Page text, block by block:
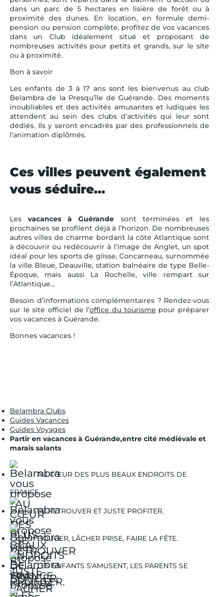
dans un parc de 5 hectares en lisière de forêt ou à
proximité des dunes. En location, en formule demi-
pension ou pension complète, profitez de vos vacances
dans un Club idéalement situé et proposant de
nombreuses activités pour petits et grands, sur le site
ou à proximité.
Bon à savoir
Les enfants de 3 à 17 ans sont les bienvenus au club
Belambra de la Presqu’île de Guérande. Des moments
inoubliables et des activités amusantes et ludiques les
attendent au sein des clubs d’activités qui leur sont
dédiés. Ils y seront encadrés par des professionnels de
l’animation diplômés.
Ces villes peuvent également
vous séduire…
Lesvacances à Guérande sont terminées et les
prochaines se profilent déjà à l’horizon. De nombreuses
autres villes de charme bordant la côte Atlantique sont
à découvrir ou redécouvrir à l’image de Anglet, un spot
idéal pour les sports de glisse, Concarneau, surnommée
la ville Bleue, Deauville, station balnéaire de type Belle-
Époque, mais aussi La Rochelle, ville rempart sur
l’Atlantique…
Besoin d’informations complémentaires ? Rendez-vous
sur le site officiel de l’office du tourisme pour préparer
vos vacances à Guérande.
Bonnes vacances !
Belambra Clubs
Guides Vacances
Guides Voyages
Partir en vacances à Guérande,entre cité médiévale et
marais salants
AU CŒUR DES PLUS BEAUX ENDROITS DE
FRANCE.
SE RETROUVER ET JUSTE PROFITER.
BOUGER, LÂCHER PRISE, FAIRE LA FÊTE.
LES ENFANTS S'AMUSENT, LES PARENTS SE
DÉTENDENT.